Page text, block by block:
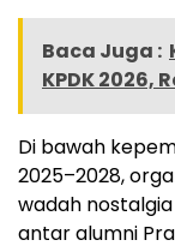
Baca Juga :
KPDK 2026,
​Di bawah
2025–2028,
wadah
antar alumni